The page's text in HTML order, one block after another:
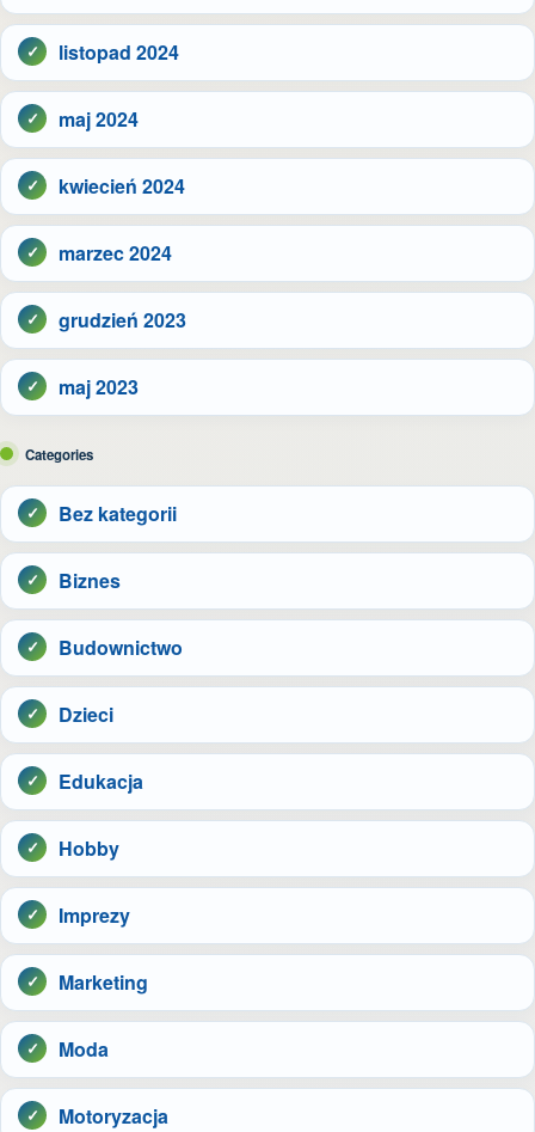
listopad 2024
maj 2024
kwiecień 2024
marzec 2024
grudzień 2023
maj 2023
Categories
Bez kategorii
Biznes
Budownictwo
Dzieci
Edukacja
Hobby
Imprezy
Marketing
Moda
Motoryzacja